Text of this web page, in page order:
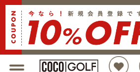
新規会員登録でクーポンプレゼント